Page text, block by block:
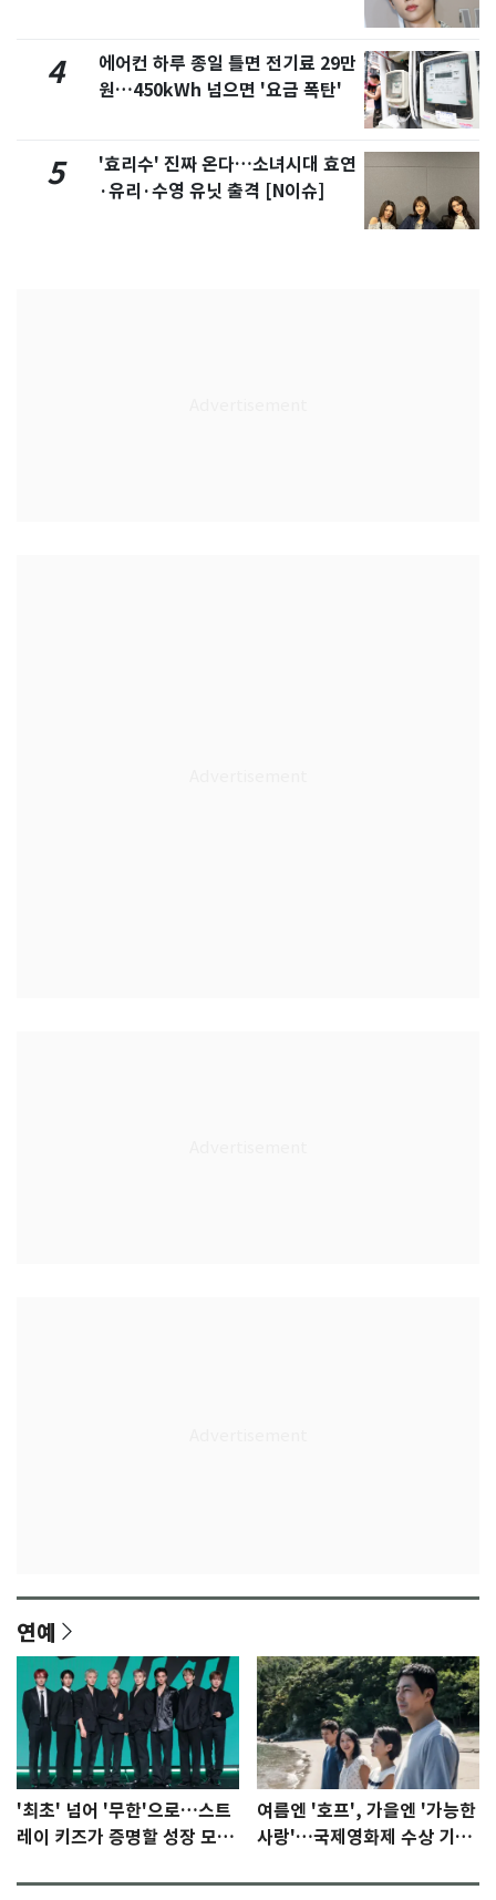
4
에어컨 하루 종일 틀면 전기료 29만
원…450kWh 넘으면 '요금 폭탄'
5
'효리수' 진짜 온다…소녀시대 효연
·유리·수영 유닛 출격 [N이슈]
연예
'최초' 넘어 '무한'으로…스트
레이 키즈가 증명할 성장 모멘
여름엔 '호프', 가을엔 '가능한
사랑'…국제영화제 수상 기대